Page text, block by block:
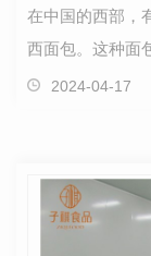
在中国的西部，
西面包。这种面
地人对美食的独
2024-04-17